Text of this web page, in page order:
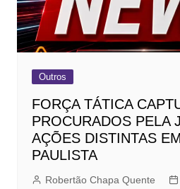
Outros
FORÇA TÁTICA
PROCURADOS PELA
AÇÕES DISTINTAS
PAULISTA
Robertão Chapa Quente